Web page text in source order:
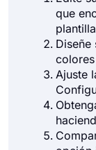
que
plantilla
Ajuste